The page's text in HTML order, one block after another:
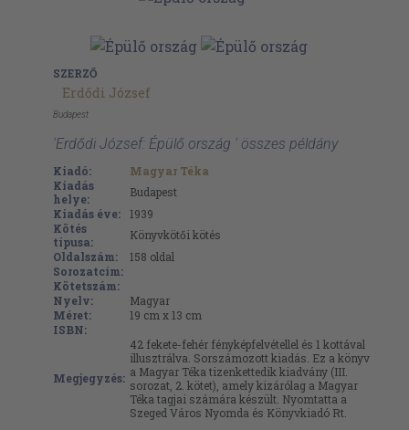
SZERZŐ
Erdődi József
Budapest
'Erdődi József: Épülő ország ' összes példány
Kiadó:
Magyar Téka
Kiadás
helye:
Budapest
Kiadás éve:
1939
Kötés
típusa:
Könyvkötői kötés
Oldalszám:
158 oldal
Sorozatcím:
Kötetszám:
Nyelv:
Magyar
Méret:
19 cm x 13 cm
ISBN:
Megjegyzés:
42 fekete-fehér fényképfelvétellel és 1 kottával
illusztrálva. Sorszámozott kiadás. Ez a könyv
a Magyar Téka tizenkettedik kiadvány (III.
sorozat, 2. kötet), amely kizárólag a Magyar
Téka tagjai számára készült. Nyomtatta a
Szeged Város Nyomda és Könyvkiadó Rt.